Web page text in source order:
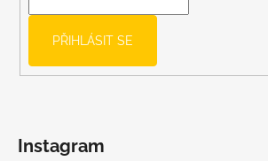
PŘIHLÁSIT SE
Instagram